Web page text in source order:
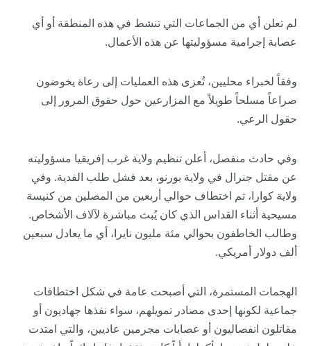
لم تعلن أي من الجماعات التي تنشط في هذه المنطقة أو أي
عصابة إجرامية مسؤوليتها عن هذه الأعمال.
وفقاً لخبراء محليين، تُعزى هذه العمليات إلى رعاة يخوضون
صراعاً مسلحاً طويلاً مع المزارعين حول حقوق المرور إلى
حقول الرعي.
وفي حادث منفصل، أعلن تنظيم ولاية غرب إفريقيا مسؤوليته
عن مقتل جنرال في ولاية بورنو، بعد فشل طلب الفدية. وفي
ولاية كوارا، تم اختطاف حوالي أربعين من المصلين من كنيسة
مسيحية أثناء القداس الذي كان يُبث مباشرة لآلاف الأشخاص.
وطالب الخاطفون بحوالي مئة مليون نايرا، أي ما يعادل سبعين
ألف دولار أمريكي.
الهجمات المستمرة، التي أصبحت عامة في شكل اختطافات
جماعية لكونها إحدى مصادر تمويلهم، سواء نفذها جهاديون أو
مقاتلون انفصاليون أو عصابات مجرمين عاديين، والتي امتدت